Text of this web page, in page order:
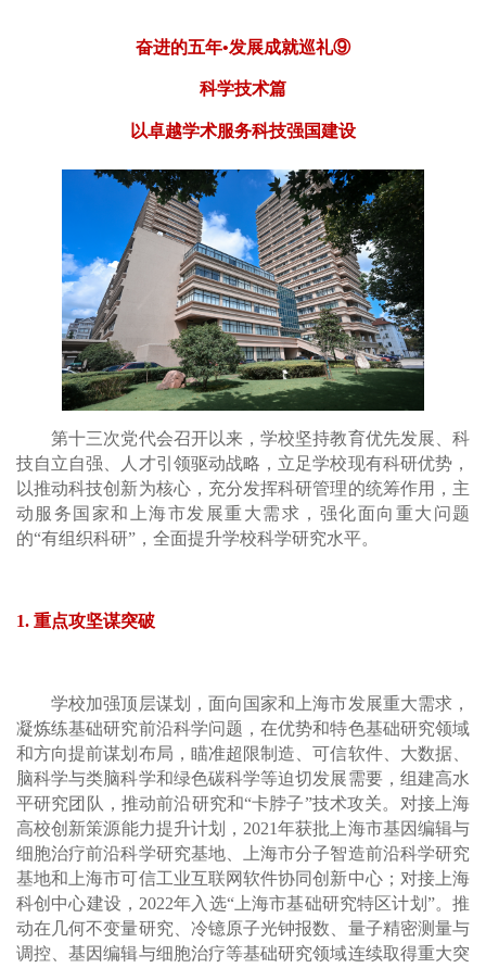
奋进的五年•发展成就巡礼⑨
科学技术篇
以卓越学术服务科技强国建设
第十三次党代会召开以来，学校坚持教育优先发展、科
技自立自强、人才引领驱动战略，立足学校现有科研优势，
以推动科技创新为核心，充分发挥科研管理的统筹作用，主
动服务国家和上海市发展重大需求，强化面向重大问题
的“有组织科研”，全面提升学校科学研究水平。
1. 重点攻坚谋突破
学校加强顶层谋划，面向国家和上海市发展重大需求，
凝炼练基础研究前沿科学问题，在优势和特色基础研究领域
和方向提前谋划布局，瞄准超限制造、可信软件、大数据、
脑科学与类脑科学和绿色碳科学等迫切发展需要，组建高水
平研究团队，推动前沿研究和“卡脖子”技术攻关。对接上海
高校创新策源能力提升计划，2021年获批上海市基因编辑与
细胞治疗前沿科学研究基地、上海市分子智造前沿科学研究
基地和上海市可信工业互联网软件协同创新中心；对接上海
科创中心建设，2022年入选“上海市基础研究特区计划”。推
动在几何不变量研究、冷镱原子光钟报数、量子精密测量与
调控、基因编辑与细胞治疗等基础研究领域连续取得重大突